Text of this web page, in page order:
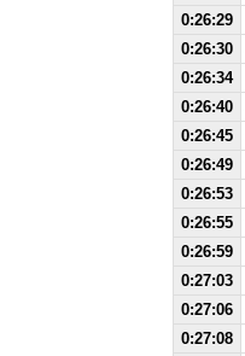
0:26:29
0:26:30
0:26:34
0:26:40
0:26:45
0:26:49
0:26:53
0:26:55
0:26:59
0:27:03
0:27:06
0:27:08